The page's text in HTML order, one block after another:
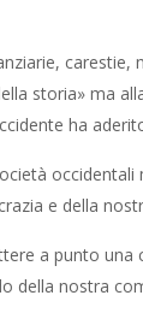
carestie,
storia» ma
ha
occidentali
e della
a punto
della nostra